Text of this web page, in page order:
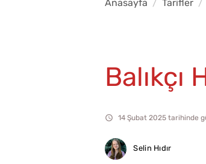
Anasayfa Tarifler
Balıkçı
14 Şubat 2025 tarihinde
Selin Hıdır